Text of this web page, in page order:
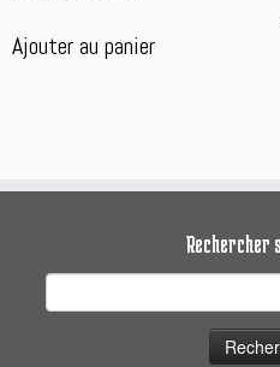
initial
était :
actuel
Ajouter au panier
Rechercher